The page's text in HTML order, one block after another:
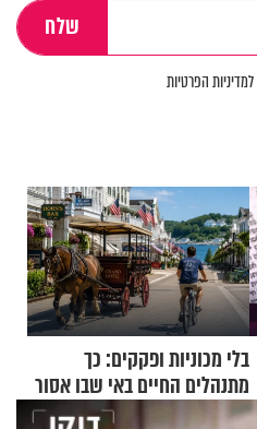
למדיניות הפרטיות
בלי מכוניות ופקקים: כך
מתנהלים החיים באי שבו אסור
לנהוג כבר יותר מ-120 שנה